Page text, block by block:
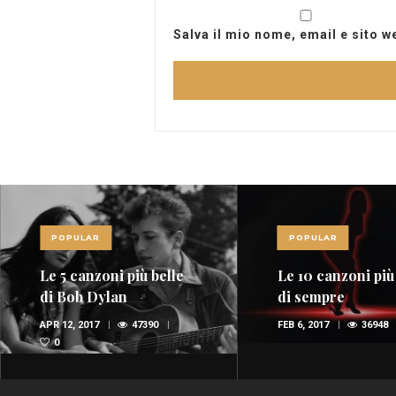
Salva il mio nome, email e sito
POPULAR
Le 5 canzoni più belle
di Bob Dylan
APR 12, 2017
47390
0
POPULAR
Le 10 canzoni
di sempre
FEB 6, 2017 36948